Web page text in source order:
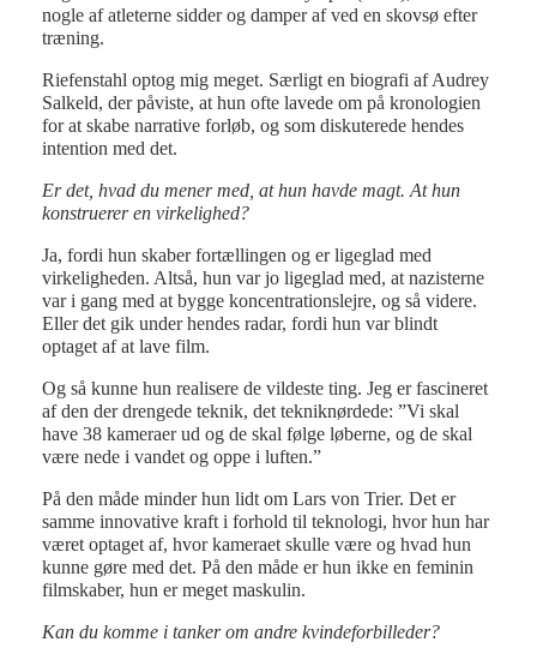
nogle af atleterne sidder og damper af ved en skovsø efter
træning.
Riefenstahl optog mig meget. Særligt en biografi af Audrey
Salkeld, der påviste, at hun ofte lavede om på kronologien
for at skabe narrative forløb, og som diskuterede hendes
intention med det.
Er det, hvad du mener med, at hun havde magt. At hun
konstruerer en virkelighed?
Ja, fordi hun skaber fortællingen og er ligeglad med
virkeligheden. Altså, hun var jo ligeglad med, at nazisterne
var i gang med at bygge koncentrationslejre, og så videre.
Eller det gik under hendes radar, fordi hun var blindt
optaget af at lave film.
Og så kunne hun realisere de vildeste ting. Jeg er fascineret
af den der drengede teknik, det tekniknørdede: ”Vi skal
have 38 kameraer ud og de skal følge løberne, og de skal
være nede i vandet og oppe i luften.”
På den måde minder hun lidt om Lars von Trier. Det er
samme innovative kraft i forhold til teknologi, hvor hun har
været optaget af, hvor kameraet skulle være og hvad hun
kunne gøre med det. På den måde er hun ikke en feminin
filmskaber, hun er meget maskulin.
Kan du komme i tanker om andre kvindeforbilleder?